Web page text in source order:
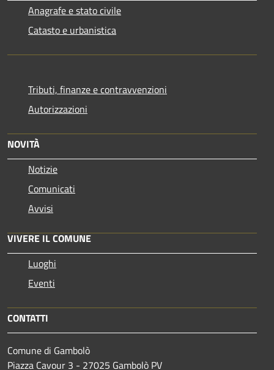
Anagrafe e stato civile
Catasto e urbanistica
Tributi, finanze e contravvenzioni
Autorizzazioni
NOVITÀ
Notizie
Comunicati
Avvisi
VIVERE IL COMUNE
Luoghi
Eventi
CONTATTI
Comune di Gambolò
Piazza Cavour 3 - 27025 Gambolò PV